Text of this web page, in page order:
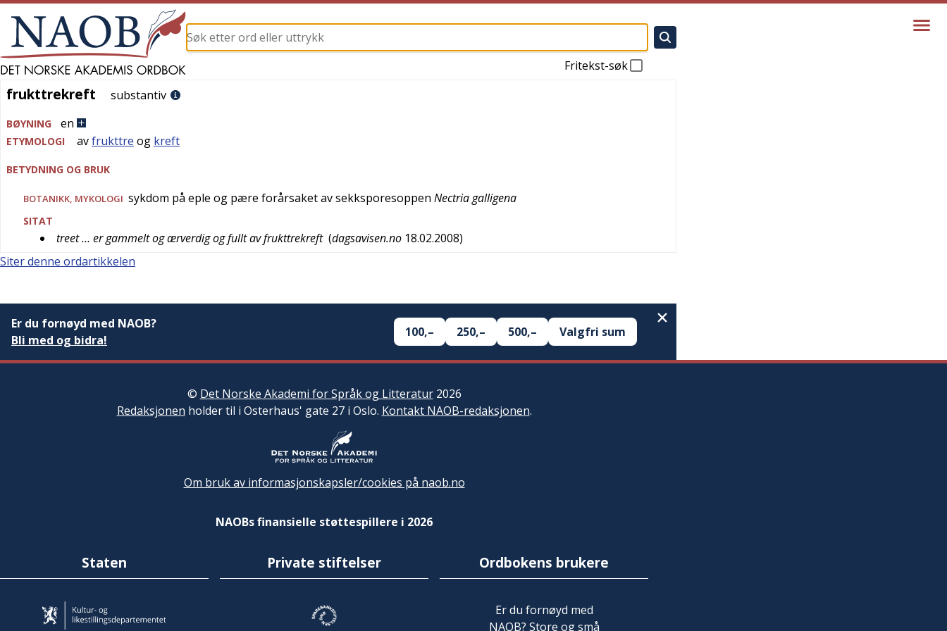
Fritekst-søk
frukttrekreft
frukttrekreft substantiv
BØYNING en
ETYMOLOGI avfrukttre og kreft
BETYDNING OG BRUK
BOTANIKK MYKOLOGI sykdom på eple og pære forårsaket av sekksporesoppen Nectria galligena
SITAT
treet … er gammelt og ærverdig og fullt av frukttrekreft (dagsavisen.no 18.02.2008)
Siter denne ordartikkelen
Er du fornøyd med NAOB?
Bli med og bidra!
100,– 250,– 500,– Valgfri sum
© Det Norske Akademi for Språk og Litteratur2026
Redaksjonen holder til i Osterhaus' gate 27 i Oslo. Kontakt NAOB-redaksjonen.
Om bruk av informasjonskapsler/cookies på naob.no
NAOBs finansielle støttespillere i 2026
Staten Private stiftelser Ordbokens brukere
Er du fornøyd med
NAOB? Store og små